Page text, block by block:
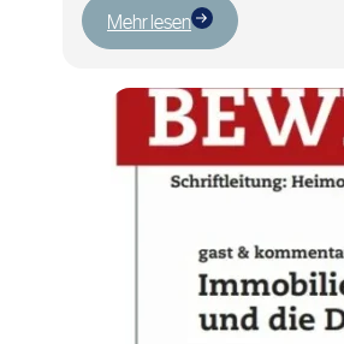
Mehr lesen